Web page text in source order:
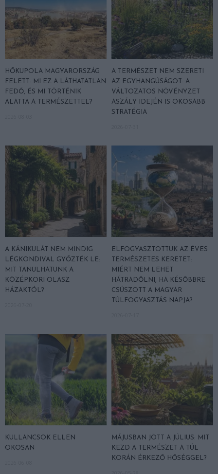
HŐKUPOLA MAGYARORSZÁG
FELETT: MI EZ A LÁTHATATLAN
FEDŐ, ÉS MI TÖRTÉNIK
ALATTA A TERMÉSZETTEL?
A TERMÉSZET NEM SZERETI
AZ EGYHANGÚSÁGOT: A
VÁLTOZATOS NÖVÉNYZET
ASZÁLY IDEJÉN IS OKOSABB
STRATÉGIA
A KÁNIKULÁT NEM MINDIG
LÉGKONDIVAL GYŐZTÉK LE:
MIT TANULHATUNK A
KÖZÉPKORI OLASZ
HÁZAKTÓL?
ELFOGYASZTOTTUK AZ ÉVES
TERMÉSZETES KERETET:
MIÉRT NEM LEHET
HÁTRADŐLNI, HA KÉSŐBBRE
CSÚSZOTT A MAGYAR
TÚLFOGYASZTÁS NAPJA?
KULLANCSOK ELLEN
OKOSAN
MÁJUSBAN JÖTT A JÚLIUS: MIT
KEZD A TERMÉSZET A TÚL
KORÁN ÉRKEZŐ HŐSÉGGEL?